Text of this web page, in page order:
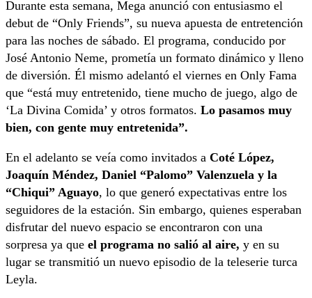
Durante esta semana, Mega anunció con entusiasmo el
debut de “Only Friends”, su nueva apuesta de entretención
para las noches de sábado. El programa, conducido por
José Antonio Neme, prometía un formato dinámico y lleno
de diversión. Él mismo adelantó el viernes en Only Fama
que “está muy entretenido, tiene mucho de juego, algo de
‘La Divina Comida’ y otros formatos. Lo pasamos muy
bien, con gente muy entretenida”.
En el adelanto se veía como invitados a Coté López,
Joaquín Méndez, Daniel “Palomo” Valenzuela y la
“Chiqui” Aguayo, lo que generó expectativas entre los
seguidores de la estación. Sin embargo, quienes esperaban
disfrutar del nuevo espacio se encontraron con una
sorpresa ya que el programa no salió al aire, y en su
lugar se transmitió un nuevo episodio de la teleserie turca
Leyla.